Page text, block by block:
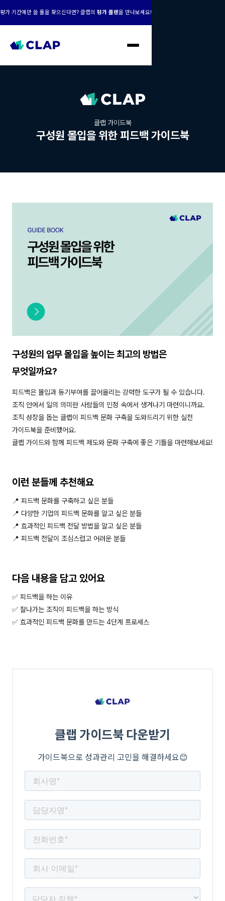
평가 기간에만 쓸 툴을 찾으신다면? 클랩의 평가 플랜을 만나보세요!
클랩 가이드북
구성원 몰입을 위한 피드백 가이드북
구성원의 업무 몰입을 높이는 최고의 방법은
무엇일까요?
피드백은 몰입과 동기부여를 끌어올리는 강력한 도구가 될 수 있습니다.
조직 안에서 일의 의미란 사람들의 인정 속에서 생겨나기 마련이니까요.
조직 성장을 돕는 클랩이 피드백 문화 구축을 도와드리기 위한 실전
가이드북을 준비했어요.
클랩 가이드와 함께 피드백 제도와 문화 구축에 좋은 기틀을 마련해보세요!
이런 분들께 추천해요
📍 피드백 문화를 구축하고 싶은 분들
📍 다양한 기업의 피드백 문화를 알고 싶은 분들
📍 효과적인 피드백 전달 방법을 알고 싶은 분들
📍 피드백 전달이 조심스럽고 어려운 분들
다음 내용을 담고 있어요
✅ 피드백을 하는 이유
✅ 잘나가는 조직이 피드백을 하는 방식
✅ 효과적인 피드백 문화를 만드는 4단계 프로세스